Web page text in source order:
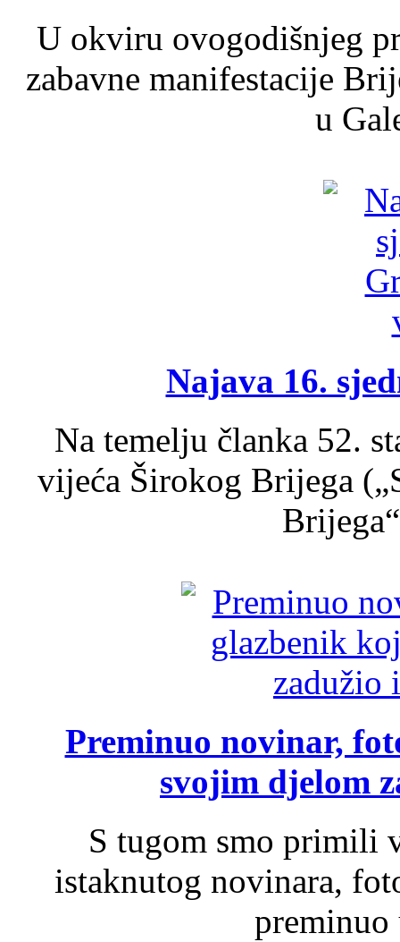
U okviru ovogodišnjeg
zabavne manifestacije
u
Najava 16.
Na temelju članka 52.
vijeća Širokog Brijega
Preminuo novinar,
svojim djelom
S tugom smo primili
istaknutog novinara,